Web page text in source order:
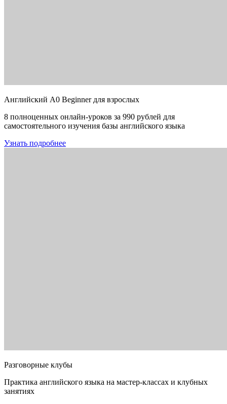
Английский A0 Beginner для взрослых
8 полноценных онлайн-уроков за 990 рублей для
самостоятельного изучения базы английского языка
Узнать подробнее
Разговорные клубы
Практика английского языка на мастер-классах и клубных
занятиях